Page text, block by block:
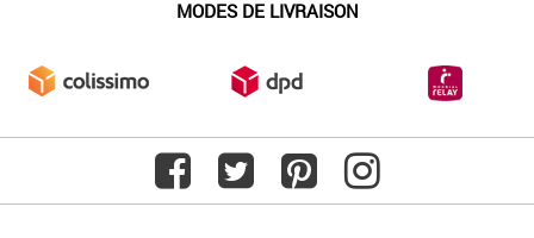
MODES DE LIVRAISON